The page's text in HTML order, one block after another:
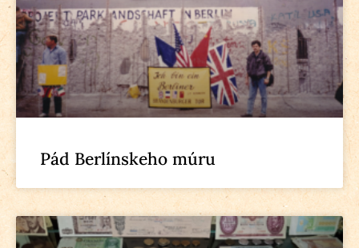
Pád Berlínskeho múru